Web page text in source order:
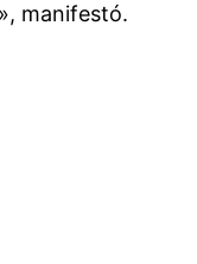
manifestó.